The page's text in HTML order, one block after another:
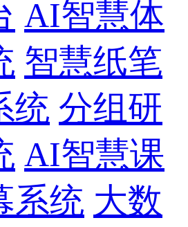
AI智慧体
智慧纸笔
统 分组研
AI智慧课
系统 大数